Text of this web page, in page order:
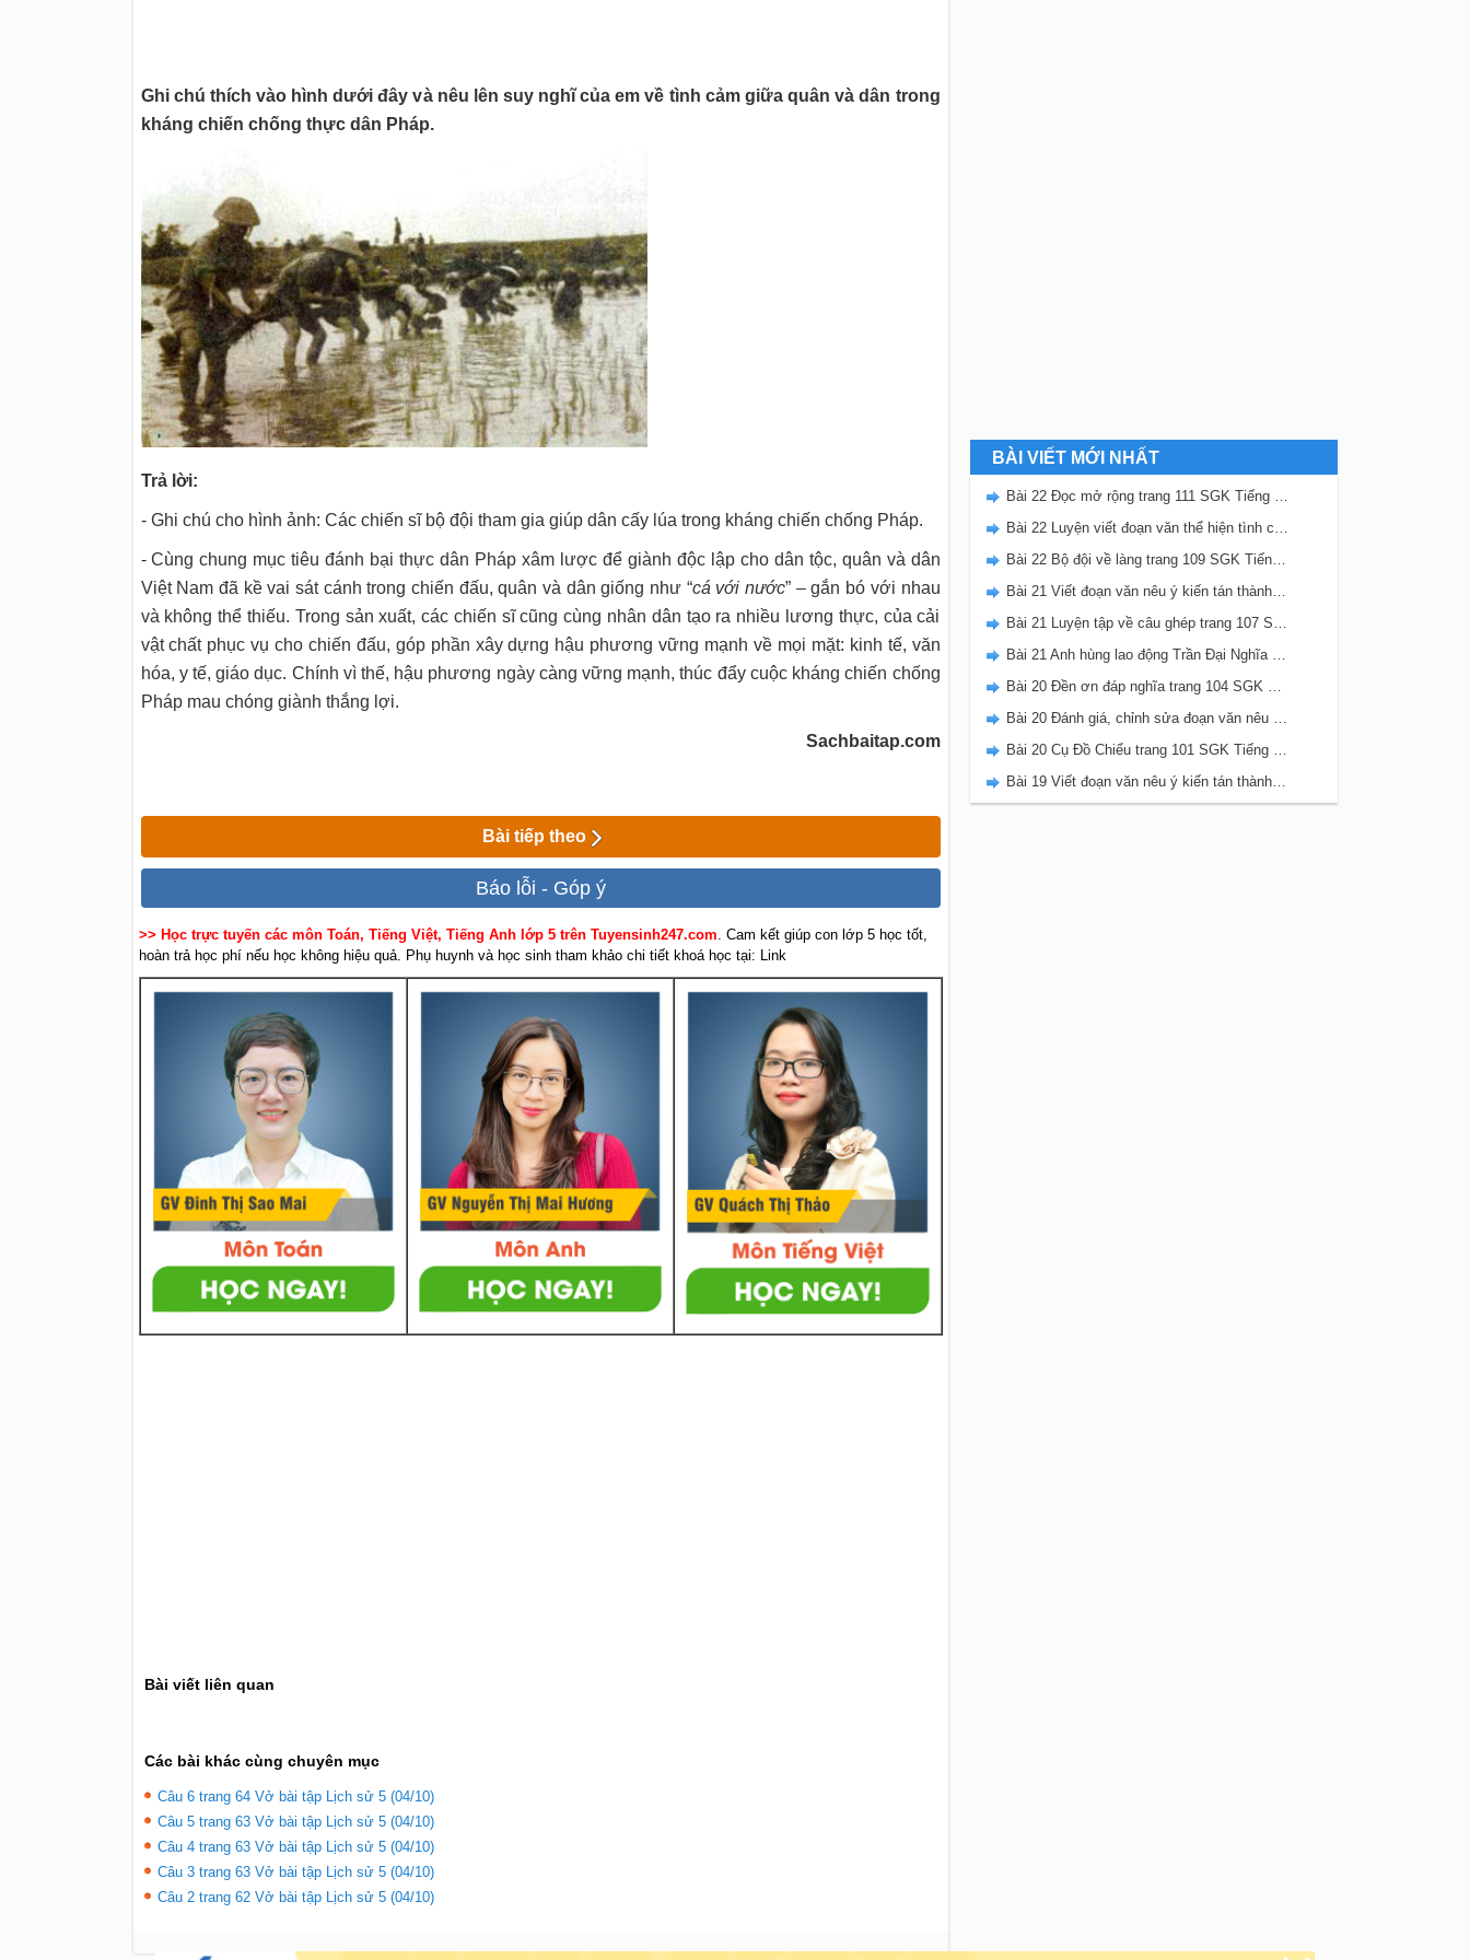
Ghi chú thích vào hình dưới đây và nêu lên suy nghĩ của em về tình cảm giữa quân và dân trong
kháng chiến chống thực dân Pháp.
Trả lời:
- Ghi chú cho hình ảnh: Các chiến sĩ bộ đội tham gia giúp dân cấy lúa trong kháng chiến chống Pháp.
- Cùng chung mục tiêu đánh bại thực dân Pháp xâm lược để giành độc lập cho dân tộc, quân và dân
Việt Nam đã kề vai sát cánh trong chiến đấu, quân và dân giống như “cá với nước” – gắn bó với nhau
và không thể thiếu. Trong sản xuất, các chiến sĩ cũng cùng nhân dân tạo ra nhiều lương thực, của cải
vật chất phục vụ cho chiến đấu, góp phần xây dựng hậu phương vững mạnh về mọi mặt: kinh tế, văn
hóa, y tế, giáo dục. Chính vì thế, hậu phương ngày càng vững mạnh, thúc đẩy cuộc kháng chiến chống
Pháp mau chóng giành thắng lợi.
Sachbaitap.com
Bài tiếp theo
Báo lỗi - Góp ý
>> Học trực tuyến các môn Toán, Tiếng Việt, Tiếng Anh lớp 5 trên Tuyensinh247.com. Cam kết giúp con lớp 5 học tốt,
hoàn trả học phí nếu học không hiệu quả. Phụ huynh và học sinh tham khảo chi tiết khoá học tại: Link
Bài viết liên quan
Các bài khác cùng chuyên mục
Câu 6 trang 64 Vở bài tập Lịch sử 5 (04/10)
Câu 5 trang 63 Vở bài tập Lịch sử 5 (04/10)
Câu 4 trang 63 Vở bài tập Lịch sử 5 (04/10)
Câu 3 trang 63 Vở bài tập Lịch sử 5 (04/10)
Câu 2 trang 62 Vở bài tập Lịch sử 5 (04/10)
BÀI VIẾT MỚI NHẤT
Bài 22 Đọc mở rộng trang 111 SGK Tiếng Việt 5 Kết nối tri thức tập 2
Bài 22 Luyện viết đoạn văn thể hiện tình cảm, cảm xúc về một sự việc trang 111 SGK Tiếng Việt 5 Kết nối tri thức tập 2
Bài 22 Bộ đội về làng trang 109 SGK Tiếng Việt 5 Kết nối tri thức tập 2
Bài 21 Viết đoạn văn nêu ý kiến tán thành một sự việc, hiện tượng (Bài viết số 2) trang 108 SGK Tiếng Việt 5 Kết nối tri thức tập 2
Bài 21 Luyện tập về câu ghép trang 107 SGK Tiếng Việt 5 Kết nối tri thức tập 2
Bài 21 Anh hùng lao động Trần Đại Nghĩa trang 106 SGK Tiếng Việt 5 Kết nối tri thức tập 2
Bài 20 Đền ơn đáp nghĩa trang 104 SGK Tiếng Việt 5 Kết nối tri thức tập 2
Bài 20 Đánh giá, chỉnh sửa đoạn văn nêu ý kiến tán thành một sự vật, hiện tượng trang 103 SGK Tiếng Việt 5 Kết nối tri thức tập 2
Bài 20 Cụ Đồ Chiểu trang 101 SGK Tiếng Việt 5 Kết nối tri thức tập 2
Bài 19 Viết đoạn văn nêu ý kiến tán thành một sự việc, hiện tượng (Bài viết số 1) trang 100 SGK Tiếng Việt 5 Kết nối tri thức tập 2